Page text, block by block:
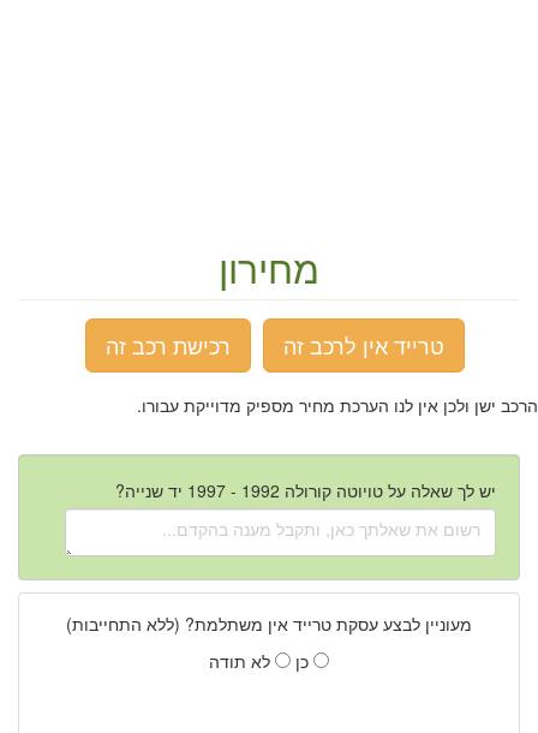
מחירון
טרייד אין לרכב זה רכישת רכב זה
הרכב ישן ולכן אין לנו הערכת מחיר מספיק מדוייקת עבורו.
יש לך שאלה על טויוטה קורולה 1992 - 1997 יד שנייה?
מעוניין לבצע עסקת טרייד אין משתלמת? (ללא התחייבות)
כן
לא תודה